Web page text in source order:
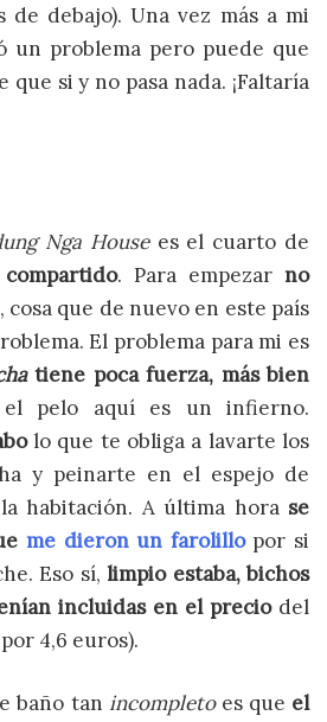
de debajo). Una vez más a mi
un problema pero puede que
que si y no pasa nada. ¡Faltaría
Nga Housees el cuarto de
compartido. Para empezar no
, cosa que de nuevo en este país
El problema para mi es
tiene poca fuerza, más bien
el pelo aquí es un infierno.
lo que te obliga a lavarte los
y peinarte en el espejo de
habitación. A última hora se
me dieron un farolillopor si
Eso sí,limpio estaba, bichos
incluidas en el preciodel
4,6 euros).
baño tan incompletoes que el